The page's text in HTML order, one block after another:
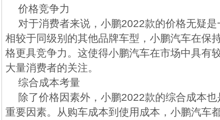
价格竞争力
对于消费者来说，小鹏2022款的价格无疑
相较于同级别的其他品牌车型，小鹏汽车在保
格更具竞争力。这使得小鹏汽车在市场中具有
大量消费者的关注。
综合成本考量
除了价格因素外，小鹏2022款的综合成本
重要因素。从购车成本到使用成本，小鹏汽车